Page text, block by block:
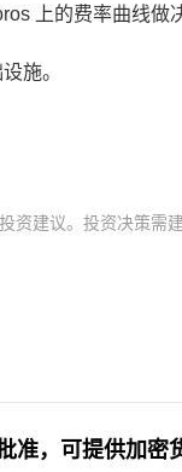
上的费率曲线做
施。
资建议。投资决策需
准，可提供加密